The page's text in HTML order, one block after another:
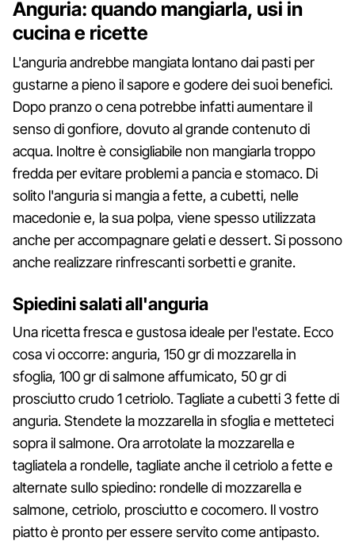
Anguria: quando mangiarla, usi in
cucina e ricette
L'anguria andrebbe mangiata lontano dai pasti per
gustarne a pieno il sapore e godere dei suoi benefici.
Dopo pranzo o cena potrebbe infatti aumentare il
senso di gonfiore, dovuto al grande contenuto di
acqua. Inoltre è consigliabile non mangiarla troppo
fredda per evitare problemi a pancia e stomaco. Di
solito l'anguria si mangia a fette, a cubetti, nelle
macedonie e, la sua polpa, viene spesso utilizzata
anche per accompagnare gelati e dessert. Si possono
anche realizzare rinfrescanti sorbetti e granite.
Spiedini salati all'anguria
Una ricetta fresca e gustosa ideale per l'estate. Ecco
cosa vi occorre: anguria, 150 gr di mozzarella in
sfoglia, 100 gr di salmone affumicato, 50 gr di
prosciutto crudo 1 cetriolo. Tagliate a cubetti 3 fette di
anguria. Stendete la mozzarella in sfoglia e metteteci
sopra il salmone. Ora arrotolate la mozzarella e
tagliatela a rondelle, tagliate anche il cetriolo a fette e
alternate sullo spiedino: rondelle di mozzarella e
salmone, cetriolo, prosciutto e cocomero. Il vostro
piatto è pronto per essere servito come antipasto.